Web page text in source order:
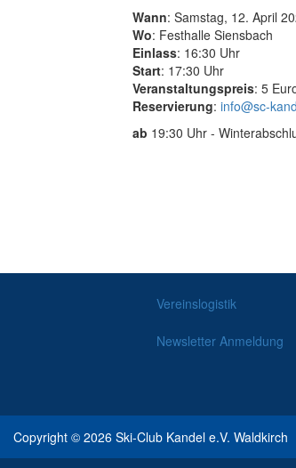
Wann: Samstag, 12. April
Wo: Festhalle Siensbach
Einlass: 16:30 Uhr
Start: 17:30 Uhr
Veranstaltungspreis: 5
Reservierung:info@sc-
ab 19:30 Uhr -
Vereinslogistik
Newsletter Anmeldung
Copyright © 2026 Ski-Club Kandel e.V. Waldkirch